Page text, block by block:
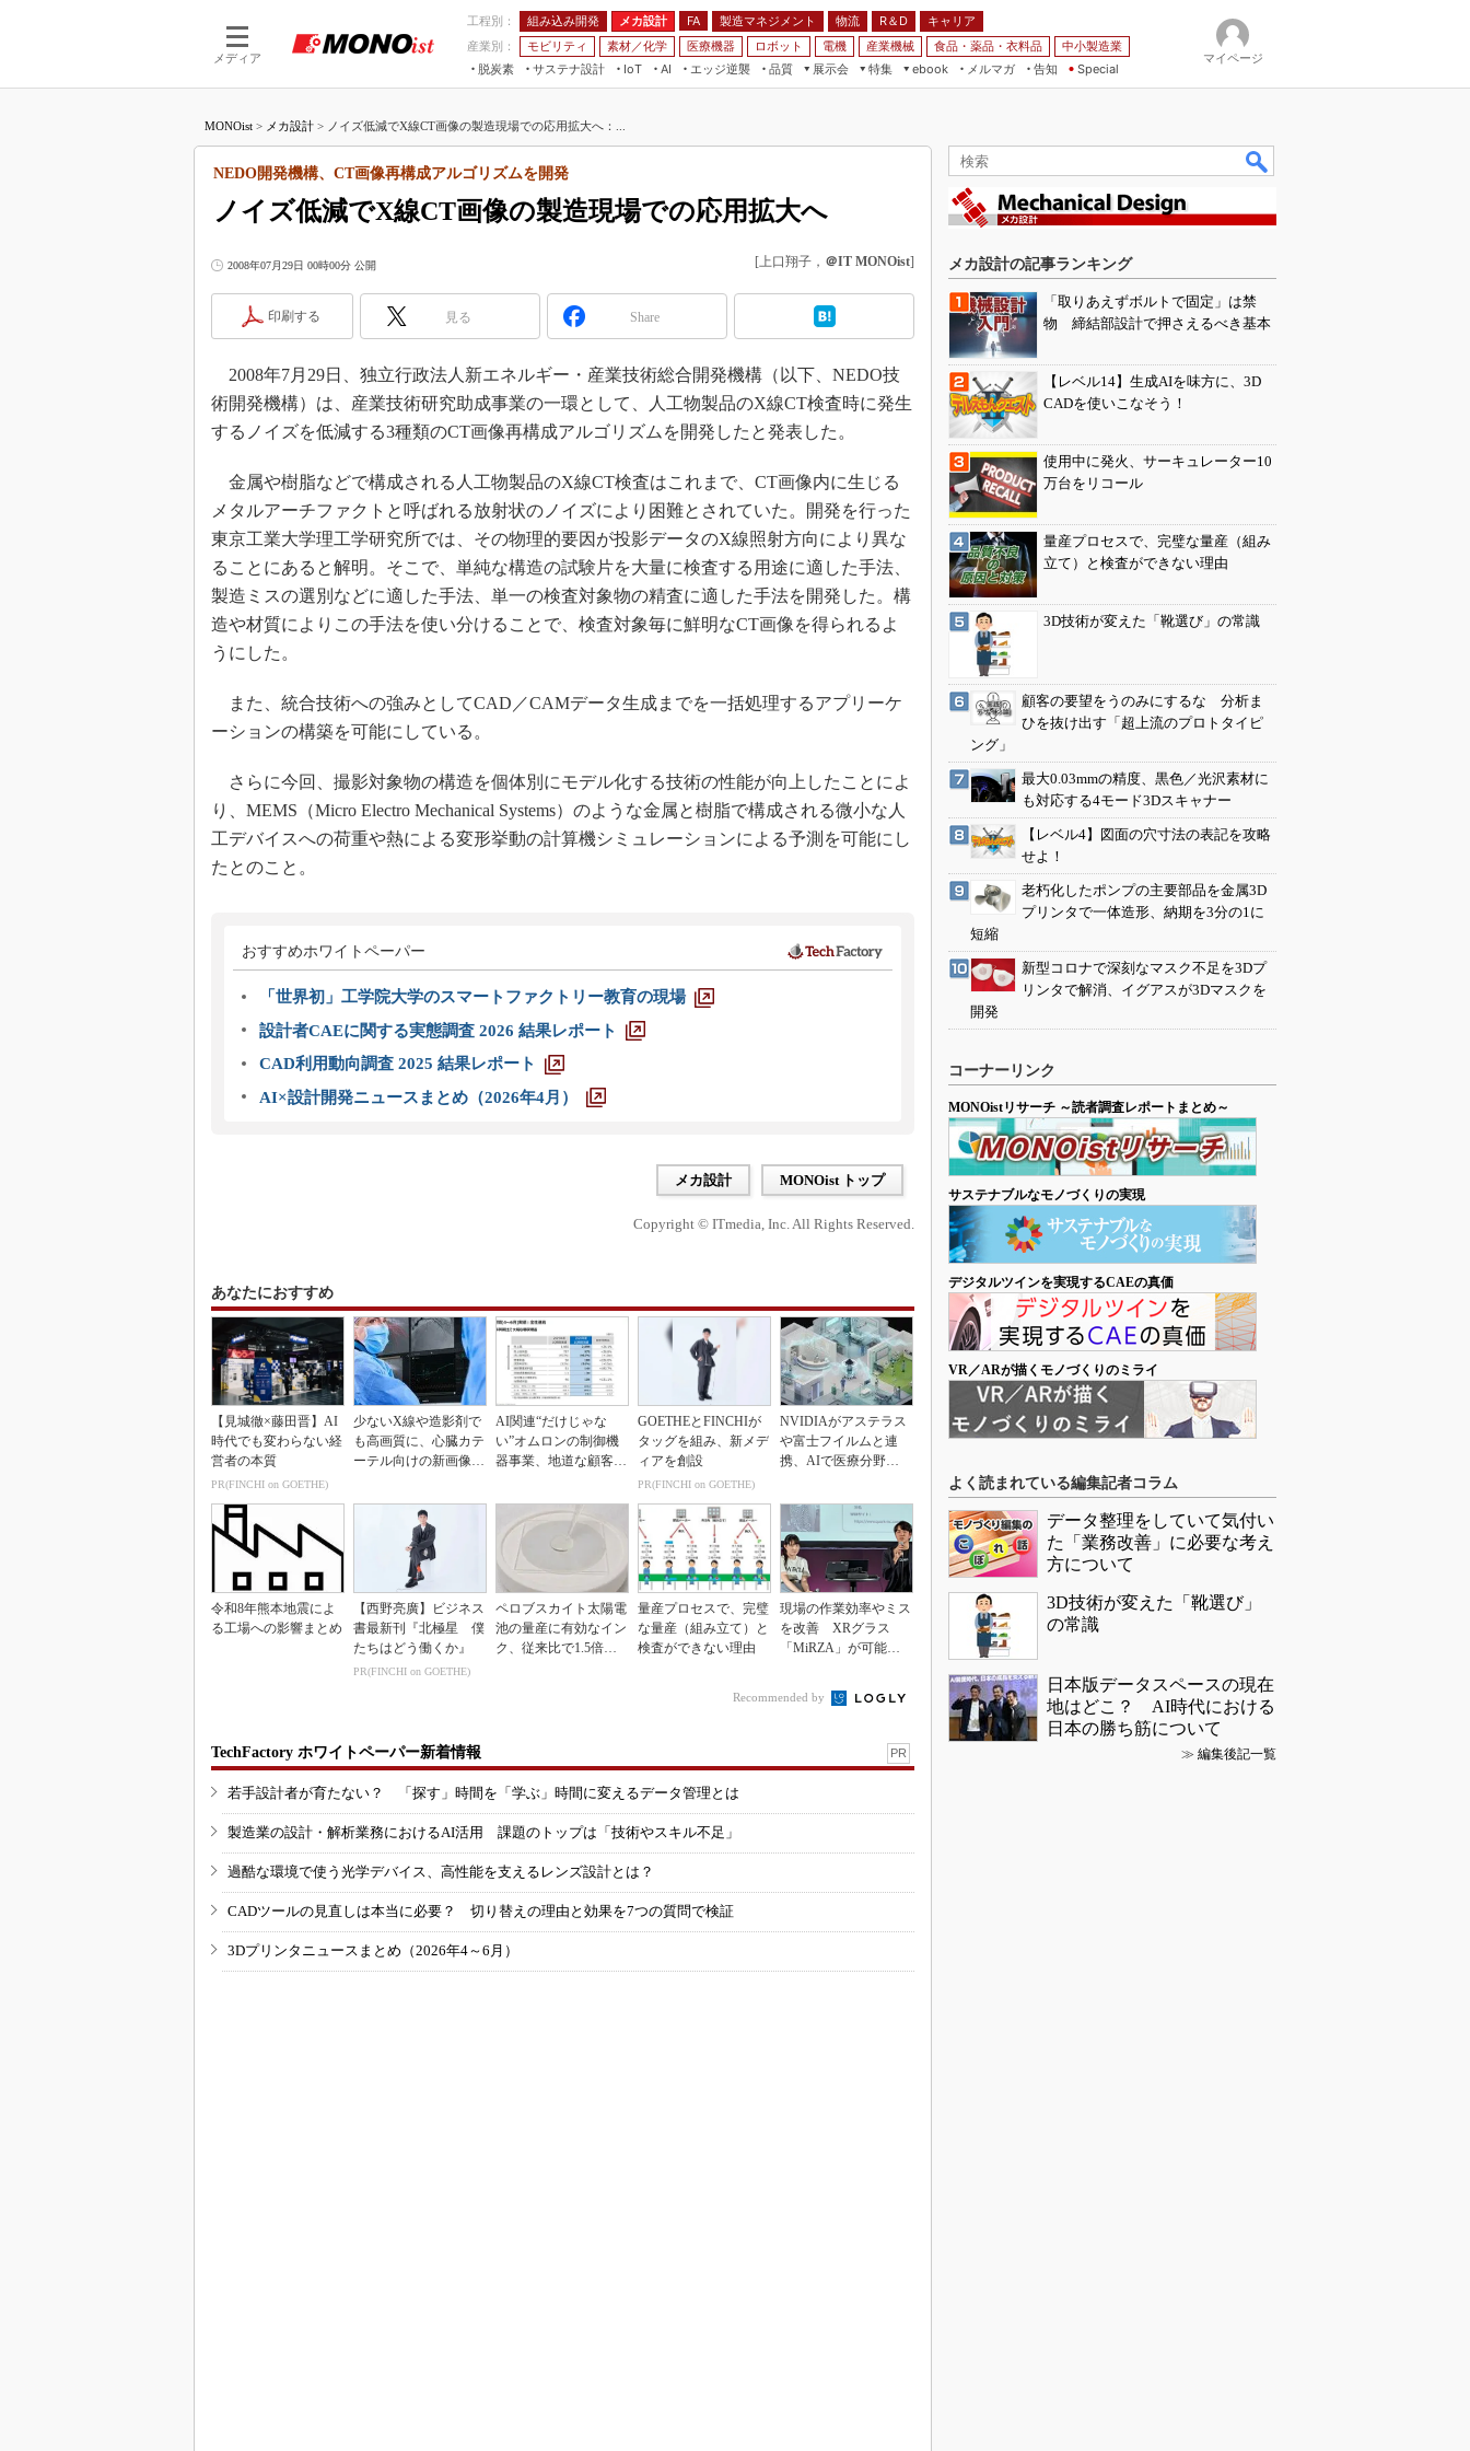
メディア
工程別： 組み込み開発 メカ設計 FA 製造マネジメント 物流 R＆D
キャリア
産業別：
モビリティ 素材／化学 医療機器 ロボット 電機 産業機械 食品・薬品・衣料品
中小製造業
脱炭素
サステナ設計
IoT
つながる工場
つながるサービス
AI
AI×設備保全
Physical AI
エッジ逆襲 品質
展示会
JIMTOF
IIFES
TECHNO-FRONTIER
人テク展
スマート工場EXPO
EdgeTech+
日本ものづくりワールド
AUTOMOTIVE WORLD
産業オープンネット展
特集
フィールドサービス
組み込み画像技術
Windows Embedded
車載ソフト開発
ISO26262
デジタルツインとCAE
S＆OP
インダストリー4.0
イノベーション
メイドインジャパン
海外生産
グローバル設計・開発
ebook
FA
モビリティ
メルマガ
告知 Special
マイページ
MONOist > メカ設計 > ノイズ低減でX線CT画像の製造現場での応用拡大へ：...
ノイズ低減でX線CT画像の製造現場での応用拡大へ
NEDO開発機構、CT画像再構成アルゴリズムを開発
2008年07月29日 00時00分 公開 [上口翔子， ＠IT MONOist]
印刷する 見る Share
2008年7月29日、独立行政法人新エネルギー・産業技術総合開発機構（以下、NEDO技
術開発機構）は、産業技術研究助成事業の一環として、人工物製品のX線CT検査時に発生
するノイズを低減する3種類のCT画像再構成アルゴリズムを開発したと発表した。
金属や樹脂などで構成される人工物製品のX線CT検査はこれまで、CT画像内に生じる
メタルアーチファクトと呼ばれる放射状のノイズにより困難とされていた。開発を行った
東京工業大学理工学研究所では、その物理的要因が投影データのX線照射方向により異な
ることにあると解明。そこで、単純な構造の試験片を大量に検査する用途に適した手法、
製造ミスの選別などに適した手法、単一の検査対象物の精査に適した手法を開発した。構
造や材質によりこの手法を使い分けることで、検査対象毎に鮮明なCT画像を得られるよ
うにした。
また、統合技術への強みとしてCAD／CAMデータ生成までを一括処理するアプリーケ
ーションの構築を可能にしている。
さらに今回、撮影対象物の構造を個体別にモデル化する技術の性能が向上したことによ
り、MEMS（Micro Electro Mechanical Systems）のような金属と樹脂で構成される微小な人
工デバイスへの荷重や熱による変形挙動の計算機シミュレーションによる予測を可能にし
たとのこと。
おすすめホワイトペーパー
「世界初」工学院大学のスマートファクトリー教育の現場
設計者CAEに関する実態調査 2026 結果レポート
CAD利用動向調査 2025 結果レポート
AI×設計開発ニュースまとめ（2026年4月）
メカ設計 MONOist トップ
Copyright © ITmedia, Inc. All Rights Reserved.
あなたにおすすめ
【見城徹×藤田晋】AI
時代でも変わらない経
営者の本質
PR(FINCHI on GOETHE)
少ないX線や造影剤で
も高画質に、心臓カテ
ーテル向けの新画像技
AI関連“だけじゃな
い”オムロンの制御機
器事業、地道な顧客基
GOETHEとFINCHIが
タッグを組み、新メデ
ィアを創設
PR(FINCHI on GOETHE)
NVIDIAがアステラス
や富士フイルムと連
携、AIで医療分野支
令和8年熊本地震によ
る工場への影響まとめ
【西野亮廣】ビジネス
書最新刊『北極星 僕
たちはどう働くか』
PR(FINCHI on GOETHE)
ペロブスカイト太陽電
池の量産に有効なイン
ク、従来比で1.5倍の
量産プロセスで、完璧
な量産（組み立て）と
検査ができない理由
現場の作業効率やミス
を改善 XRグラス
「MiRZA」が可能に
Recommended by
TechFactory ホワイトペーパー新着情報 PR
若手設計者が育たない？ 「探す」時間を「学ぶ」時間に変えるデータ管理とは
製造業の設計・解析業務におけるAI活用 課題のトップは「技術やスキル不足」
過酷な環境で使う光学デバイス、高性能を支えるレンズ設計とは？
CADツールの見直しは本当に必要？ 切り替えの理由と効果を7つの質問で検証
3Dプリンタニュースまとめ（2026年4～6月）
メカ設計の記事ランキング
「取りあえずボルトで固定」は禁
物 締結部設計で押さえるべき基本
【レベル14】生成AIを味方に、3D
CADを使いこなそう！
使用中に発火、サーキュレーター10
万台をリコール
量産プロセスで、完璧な量産（組み
立て）と検査ができない理由
3D技術が変えた「靴選び」の常識
顧客の要望をうのみにするな 分析ま
ひを抜け出す「超上流のプロトタイピ
ング」
最大0.03mmの精度、黒色／光沢素材に
も対応する4モード3Dスキャナー
【レベル4】図面の穴寸法の表記を攻略
せよ！
老朽化したポンプの主要部品を金属3D
プリンタで一体造形、納期を3分の1に
短縮
新型コロナで深刻なマスク不足を3Dプ
リンタで解消、イグアスが3Dマスクを
開発
コーナーリンク
MONOistリサーチ ～読者調査レポートまとめ～
サステナブルなモノづくりの実現
デジタルツインを実現するCAEの真価
VR／ARが描くモノづくりのミライ
よく読まれている編集記者コラム
データ整理をしていて気付い
た「業務改善」に必要な考え
方について
3D技術が変えた「靴選び」
の常識
日本版データスペースの現在
地はどこ？ AI時代における
日本の勝ち筋について
≫ 編集後記一覧